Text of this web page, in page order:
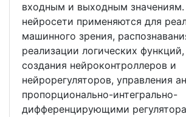
входным и выходным
нейросети применяются для
машинного зрения,
реализации логических
создания нейроконтроллеров и
нейрорегуляторов, управления
пропорционально-интегрально-
дифференцирующими